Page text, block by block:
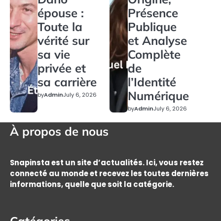
épouse :
Toute la
vérité sur
sa vie
privée et
sa carrière
byAdminJuly 6, 2026
Présence
Publique
et Analyse
Complète
de
l’Identité
Numérique
byAdminJuly 6, 2026
À propos de nous
Snapinsta est un site d’actualités. Ici, vous restez
connecté au monde et recevez les toutes dernières
informations, quelle que soit la catégorie.